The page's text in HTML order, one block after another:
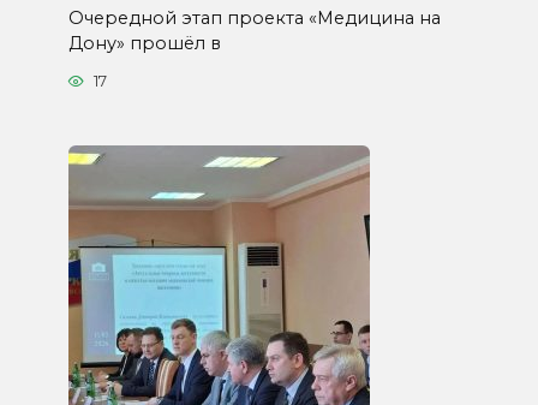
Очередной этап проекта «Медицина на
Дону» прошёл в
17